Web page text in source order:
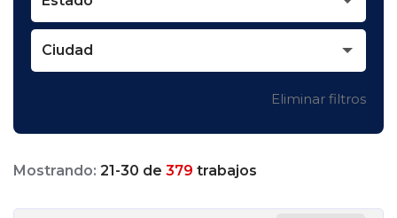
Ciudad
Eliminar filtros
Mostrando: 21 -30 de 379 trabajos